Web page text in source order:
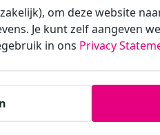
administratief correspondeert
om deze website
Je kunt zelf aangeven
in ons Privacy